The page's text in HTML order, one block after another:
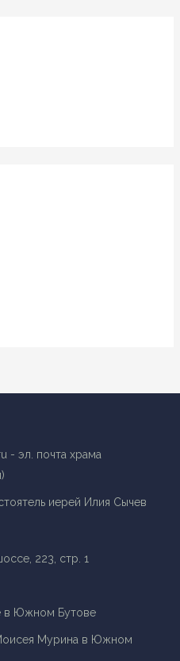
223, стр. 1
в Южном Бутове
Мурина в Южном
- эл. почта храма
иерей Илия Сычев